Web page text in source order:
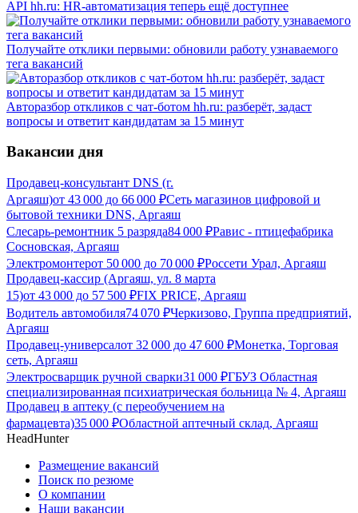
API hh.ru: HR-автоматизация теперь ещё доступнее
Получайте отклики первыми: обновили работу узнаваемого
тега вакансий
Авторазбор откликов с чат-ботом hh.ru: разберёт, задаст
вопросы и ответит кандидатам за 15 минут
Вакансии дня
Продавец-консультант DNS (г.
Аргаяш)от 43 000 до 66 000 ₽Сеть магазинов цифровой и
бытовой техники DNS, Аргаяш
Слесарь-ремонтник 5 разряда84 000 ₽Равис - птицефабрика
Сосновская, Аргаяш
Электромонтерот 50 000 до 70 000 ₽Россети Урал, Аргаяш
Продавец-кассир (Аргаяш, ул. 8 марта
15)от 43 000 до 57 500 ₽FIX PRICE, Аргаяш
Водитель автомобиля74 070 ₽Черкизово, Группа предприятий,
Аргаяш
Продавец-универсалот 32 000 до 47 600 ₽Монетка, Торговая
сеть, Аргаяш
Электросварщик ручной сварки31 000 ₽ГБУЗ Областная
специализированная психиатрическая больница № 4, Аргаяш
Продавец в аптеку (с переобучением на
фармацевта)35 000 ₽Областной аптечный склад, Аргаяш
HeadHunter
Размещение вакансий
Поиск по резюме
О компании
Наши вакансии